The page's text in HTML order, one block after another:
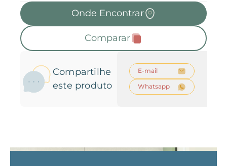
Onde Encontrar
Comparar
Compartilhe
este produto
E-mail
Whatsapp